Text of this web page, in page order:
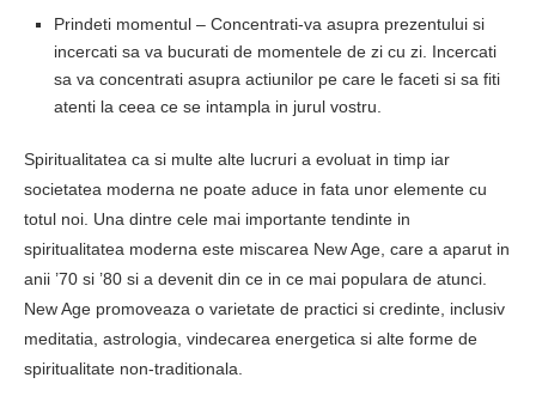
Prindeti momentul – Concentrati-va asupra prezentului si
incercati sa va bucurati de momentele de zi cu zi. Incercati
sa va concentrati asupra actiunilor pe care le faceti si sa fiti
atenti la ceea ce se intampla in jurul vostru.
Spiritualitatea ca si multe alte lucruri a evoluat in timp iar
societatea moderna ne poate aduce in fata unor elemente cu
totul noi. Una dintre cele mai importante tendinte in
spiritualitatea moderna este miscarea New Age, care a aparut in
anii ’70 si ’80 si a devenit din ce in ce mai populara de atunci.
New Age promoveaza o varietate de practici si credinte, inclusiv
meditatia, astrologia, vindecarea energetica si alte forme de
spiritualitate non-traditionala.